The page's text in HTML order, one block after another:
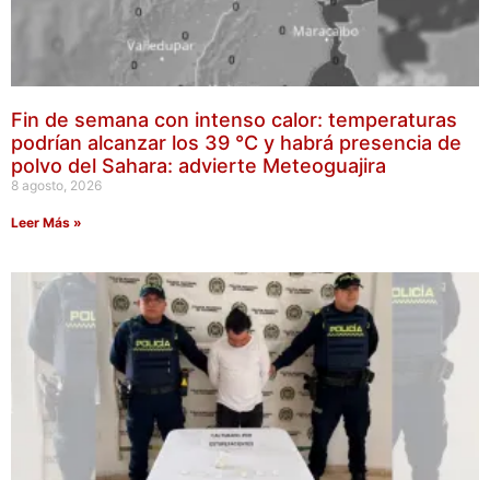
Fin de semana con intenso calor: temperaturas
podrían alcanzar los 39 °C y habrá presencia de
polvo del Sahara: advierte Meteoguajira
8 agosto, 2026
Leer Más »